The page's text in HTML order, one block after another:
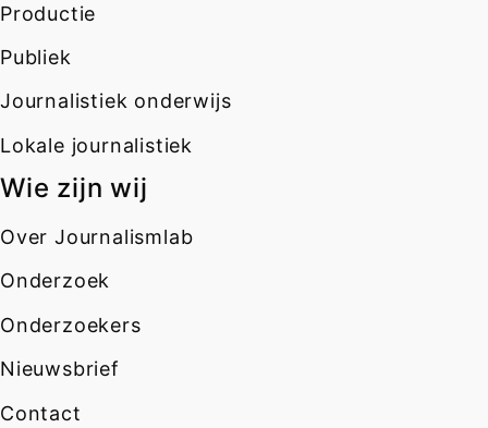
Productie
Publiek
Journalistiek onderwijs
Lokale journalistiek
Wie zijn wij
Over Journalismlab
Onderzoek
Onderzoekers
Nieuwsbrief
Contact